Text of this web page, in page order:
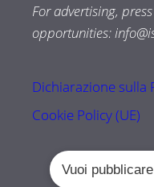
For advertising,
opportunities:
Dichiarazione sulla
Cookie Policy (UE)
Vuoi